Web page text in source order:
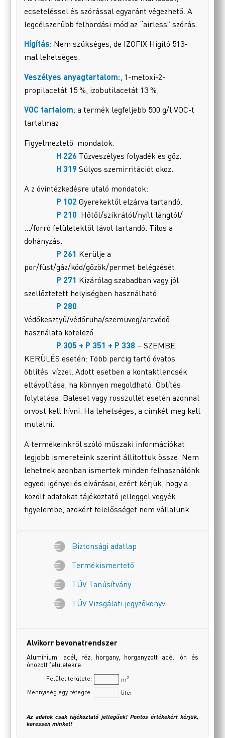
ecseteléssel és szórással egyaránt végezhető. A
legcélszerűbb felhordási mód az “airless” szórás.
Hígítás: Nem szükséges, de IZOFIX Hígító 513-
mal lehetséges.
Veszélyes anyagtartalom: , 1-metoxi-2-
propilacetát 15 %, izobutilacetát 13 %,
VOC tartalom: a termék legfeljebb 500 g/l VOC-t
tartalmaz
Figyelmeztető mondatok:
H 226 Tűzveszélyes folyadék és gőz.
H 319 Súlyos szemirritációt okoz.
A z óvintézkedésre utaló mondatok:
P 102Gyerekektől elzárva tartandó.
P 210 Hőtől/szikrától/nyílt lángtól/
…/forró felületektől távol tartandó. Tilos a
dohányzás.
P 261 Kerülje a
por/füst/gáz/köd/gőzök/permet belégzését.
P 271 Kizárólag szabadban vagy jól
szellőztetett helyiségben használható.
P 280
Védőkesztyű/védőruha/szemüveg/arcvédő
használata kötelező.
P 305 + P 351 + P 338 – SZEMBE
KERÜLÉS esetén: Több percig tartó óvatos
öblítés vízzel. Adott esetben a kontaktlencsék
eltávolítása, ha könnyen megoldható. Öblítés
folytatása. Baleset vagy rosszullét esetén azonnal
orvost kell hívni. Ha lehetséges, a címkét meg kell
mutatni.
A termékeinkről szóló műszaki információkat
legjobb ismereteink szerint állítottuk össze. Nem
lehetnek azonban ismertek minden felhasználónk
egyedi igényei és elvárásai, ezért kérjük, hogy a
közölt adatokat tájékoztató jelleggel vegyék
figyelembe, azokért felelősséget nem vállalunk.
Biztonsági adatlap
Termékismertető
TÜV Tanúsítvány
TÜV Vizsgálati jegyzőkönyv
Alvikorr bevonatrendszer
Alumínium, acél, réz, horgany, horganyzott acél, ón és
ónozott felületekre.
Felület területe: m2
Mennyiség egy rétegre: liter
Az adatok csak tájékoztató jellegűek! Pontos értékekért kérjük,
keressen minket!